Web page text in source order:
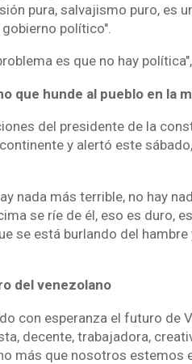
pura, salvajismo puro, es
político".
es que no hay
que hunde al pueblo en la
del presidente de la
y alertó este
nada más terrible, no hay
se ríe de él, eso es duro,
se está burlando del
del venezolano
con esperanza el futuro de
decente, trabajadora,
más que nosotros estemos